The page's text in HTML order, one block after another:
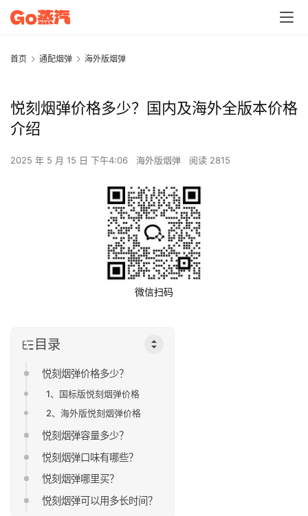
首页 通配烟弹 海外版烟弹
悦刻烟弹价格多少？国内及海外全版本价格
介绍
2025 年 5 月 15 日 下午4:06 海外版烟弹 阅读 2815
微信扫码
目录
悦刻烟弹价格多少？
1、国标版悦刻烟弹价格
2、海外版悦刻烟弹价格
悦刻烟弹容量多少？
悦刻烟弹口味有哪些？
悦刻烟弹哪里买？
悦刻烟弹可以用多长时间？